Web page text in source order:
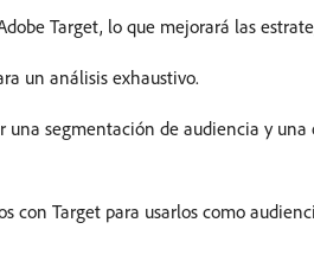
Target, lo que mejorará las
un análisis exhaustivo.
una segmentación de audiencia y
con Target para usarlos como